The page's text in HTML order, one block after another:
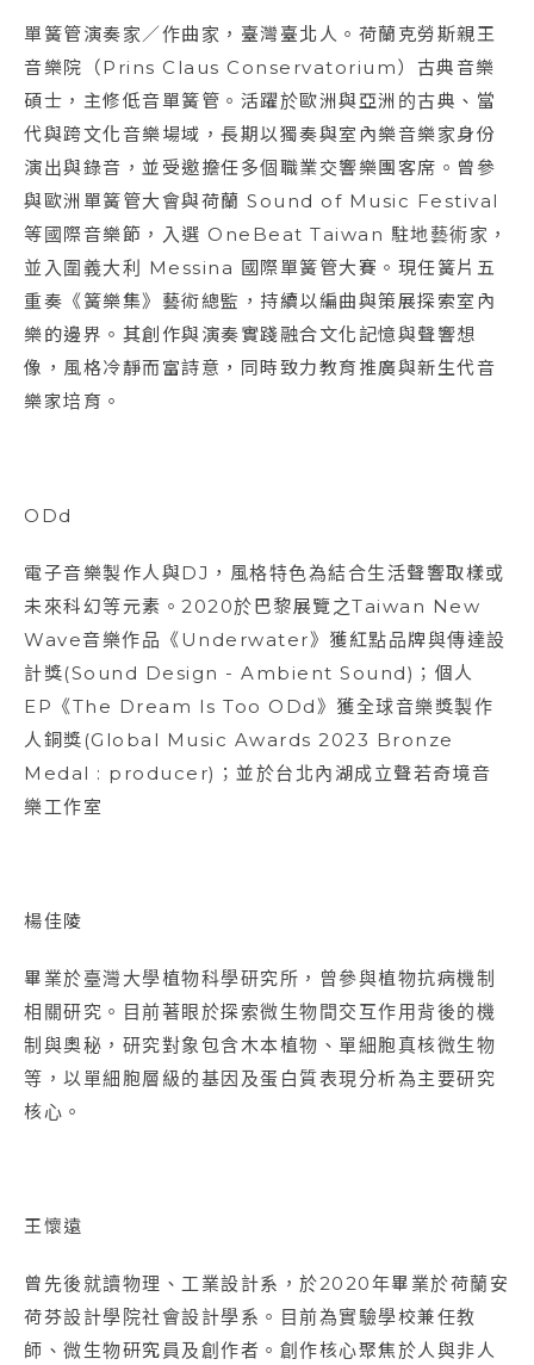
單簧管演奏家／作曲家，臺灣臺北人。荷蘭克勞斯親王
音樂院（Prins Claus Conservatorium）古典音樂
碩士，主修低音單簧管。活躍於歐洲與亞洲的古典、當
代與跨文化音樂場域，長期以獨奏與室內樂音樂家身份
演出與錄音，並受邀擔任多個職業交響樂團客席。曾參
與歐洲單簧管大會與荷蘭 Sound of Music Festival
等國際音樂節，入選 OneBeat Taiwan 駐地藝術家，
並入圍義大利 Messina 國際單簧管大賽。現任簧片五
重奏《簧樂集》藝術總監，持續以編曲與策展探索室內
樂的邊界。其創作與演奏實踐融合文化記憶與聲響想
像，風格冷靜而富詩意，同時致力教育推廣與新生代音
樂家培育。
ODd
電子音樂製作人與DJ，風格特色為結合生活聲響取樣或
未來科幻等元素。2020於巴黎展覽之Taiwan New
Wave音樂作品《Underwater》獲紅點品牌與傳達設
計獎(Sound Design - Ambient Sound)；個人
EP《The Dream Is Too ODd》獲全球音樂獎製作
人銅獎(Global Music Awards 2023 Bronze
Medal : producer)；並於台北內湖成立聲若奇境音
樂工作室
楊佳陵
畢業於臺灣大學植物科學研究所，曾參與植物抗病機制
相關研究。目前著眼於探索微生物間交互作用背後的機
制與奧秘，研究對象包含木本植物、單細胞真核微生物
等，以單細胞層級的基因及蛋白質表現分析為主要研究
核心。
王懷遠
曾先後就讀物理、工業設計系，於2020年畢業於荷蘭安
荷芬設計學院社會設計學系。目前為實驗學校兼任教
師、微生物研究員及創作者。創作核心聚焦於人與非人